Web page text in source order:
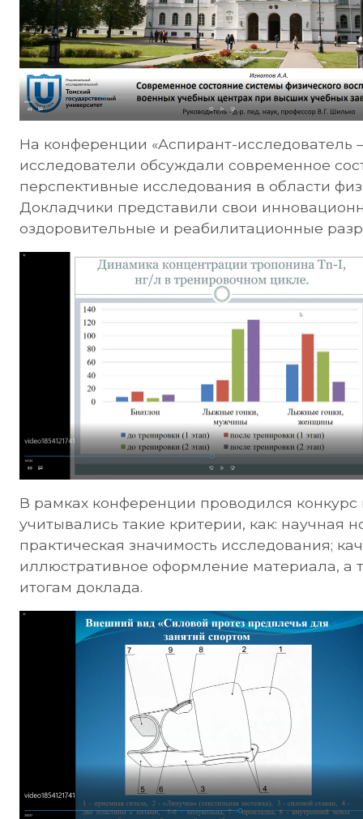
На конференции «Аспирант-исследователь
исследователи обсуждали современное
перспективные исследования в области
Докладчики представили свои
оздоровительные и реабилитационные
В рамках конференции проводился конкурс
учитывались такие критерии, как: научная
практическая значимость исследования;
иллюстративное оформление материала, а
итогам доклада.